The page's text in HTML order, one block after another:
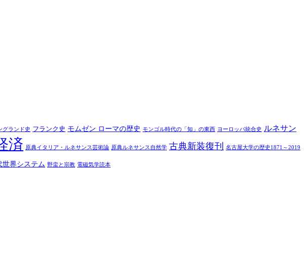
グランド史 フランク史 モムゼン ローマの歴史 モンゴル時代の「知」の東西 ヨーロッパ統合史 ルネサン
済 原典イタリア・ルネサンス芸術論 原典ルネサンス自然学 古典新装復刊 名古屋大学の歴史1871～2019
世界システム 野蛮と宗教 電磁気学読本